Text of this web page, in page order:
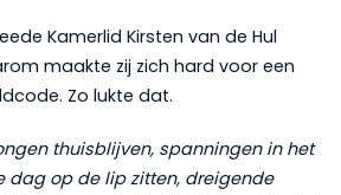
Kamerlid Kirsten van de Hul
maakte zij zich hard voor een
Zo lukte dat.
thuisblijven, spanningen in het
dag op de lip zitten, dreigende